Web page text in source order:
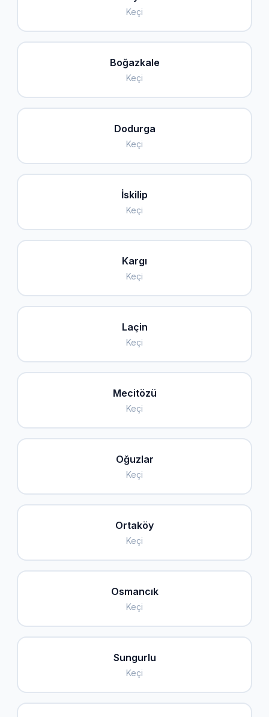
Keçi
Boğazkale
Keçi
Dodurga
Keçi
İskilip
Keçi
Kargı
Keçi
Laçin
Keçi
Mecitözü
Keçi
Oğuzlar
Keçi
Ortaköy
Keçi
Osmancık
Keçi
Sungurlu
Keçi